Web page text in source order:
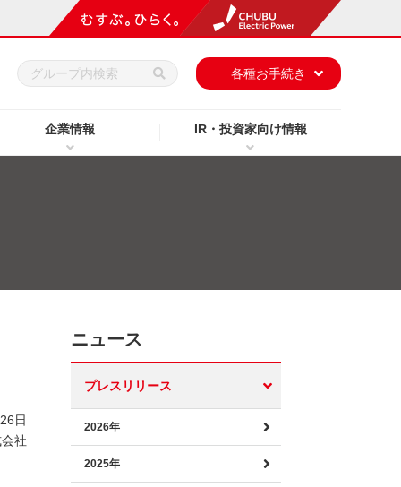
企業情報 IR・投資家向け情報
各種お手続き
日
社
ニュース
プレスリリース
2026年
2025年